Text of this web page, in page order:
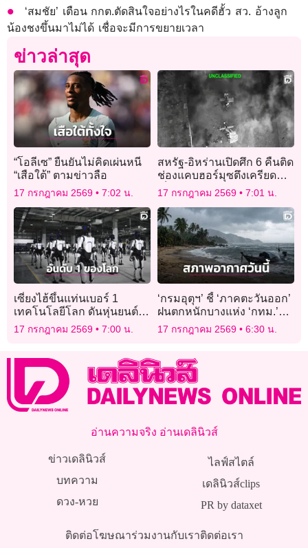
‘สมชัย’ เตือน กกต.ตัดสินใจอย่างไรในคดีฮั้ว สว. อ้างลูก
น้องชงขึ้นมาไม่ได้ เชื่อจะมีการขยายเวลา
ข่าวล่าสุด
“โอลีเซ” ยืนยันไม่คิดเผ่นหนี
“เสือใต้” ตามข่าวลือ
17 กรกฎาคม 2569 7:02 น.
สหรัฐ-อิหร่านเปิดศึก 6 คืนติด
ช่องแคบฮอร์มุซตึงเครียด
เอ็มโอยูใกล้ล่ม
17 กรกฎาคม 2569 7:01 น.
เซี่ยงไฮ้ขึ้นแท่นเบอร์ 1
เทคโนโลยีโลก ดันหุ่นยนต์
ฮิวแมนนอยด์เจาะตลาด
สากล (คลิป)
17 กรกฎาคม 2569 7:00 น.
‘กรมอุตุฯ’ ชี้ ‘ภาคตะวันออก’
ฝนตกหนักบางแห่ง ‘กทม.’
เจอฝนฟ้าคะนอง 40% ของ
17 กรกฎาคม 2569 6:30 น.
อ่านความจริง อ่านเดลินิวส์
ข่าวเดลินิวส์
บทความ
ดวง-หวย
ไลฟ์สไตล์
เดลินิวส์clips
PR by dataxet
ติดต่อโฆษณาร่วมงานกับเราติดต่อเรา